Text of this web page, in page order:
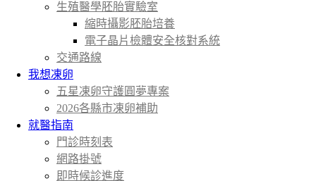
生殖醫學胚胎實驗室
縮時攝影胚胎培養
電子晶片檢體安全核對系統
交通路線
我想凍卵
五星凍卵守護圓夢專案
2026各縣市凍卵補助
就醫指南
門診時刻表
網路掛號
即時候診進度